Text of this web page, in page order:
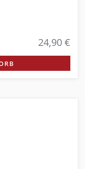
24,90 €